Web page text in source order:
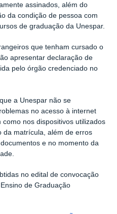
assinados, além do
da condição de pessoa com
de graduação da Unespar.
que tenham cursado o
apresentar declaração de
pelo órgão credenciado no
a Unespar não se
no acesso à internet
nos dispositivos utilizados
da matrícula, além de erros
e no momento da
no edital de convocação
de Graduação